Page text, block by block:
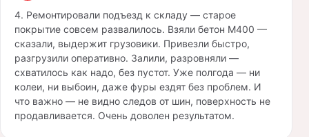
4. Ремонтировали подъезд к складу — старое
покрытие совсем развалилось. Взяли бетон М400 —
сказали, выдержит грузовики. Привезли быстро,
разгрузили оперативно. Залили, разровняли —
схватилось как надо, без пустот. Уже полгода — ни
колеи, ни выбоин, даже фуры ездят без проблем. И
что важно — не видно следов от шин, поверхность не
продавливается. Очень доволен результатом.